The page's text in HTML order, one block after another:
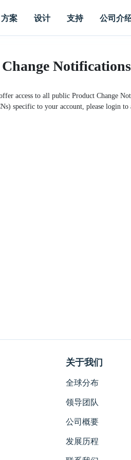
方案 设计 支持 公司介
Notifications
access to all public Product Change
specific to your account, please login to
关于我们
全球分布
领导团队
公司概要
发展历程